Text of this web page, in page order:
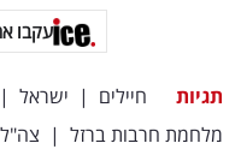
עקבו
תגיות חיילים | ישראל |
מלחמת חרבות ברזל | צה"ל